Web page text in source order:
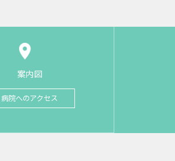
案内図
病院へのアクセス